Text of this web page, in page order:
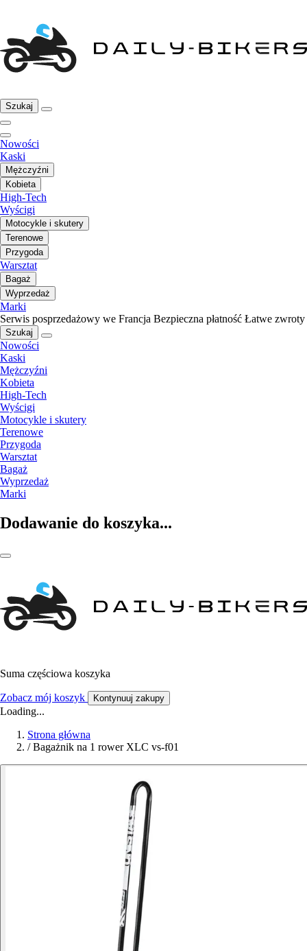
Szukaj
Nowości
Kaski
Mężczyźni
Kobieta
High-Tech
Wyścigi
Motocykle i skutery
Terenowe
Przygoda
Warsztat
Bagaż
Wyprzedaż
Marki
Serwis posprzedażowy we Francja Bezpieczna płatność Łatwe zwroty
Szukaj
Nowości
Kaski
Mężczyźni
Kobieta
High-Tech
Wyścigi
Motocykle i skutery
Terenowe
Przygoda
Warsztat
Bagaż
Wyprzedaż
Marki
Dodawanie do koszyka...
Suma częściowa koszyka
Zobacz mój koszyk Kontynuuj zakupy
Loading...
Strona główna
/ Bagażnik na 1 rower XLC vs-f01